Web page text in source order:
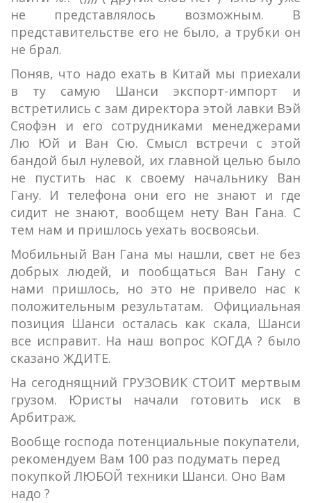
не представлялось возможным. В
представительстве его не было, а трубки он
не брал.
Поняв, что надо ехать в Китай мы приехали
в ту самую Шанси экспорт-импорт и
встретились с зам директора этой лавки Вэй
Сяофэн и его сотрудниками менеджерами
Лю Юй и Ван Сю. Смысл встречи с этой
бандой был нулевой, их главной целью было
не пустить нас к своему начальнику Ван
Гану. И телефона они его не знают и где
сидит не знают, вообщем нету Ван Гана. С
тем нам и пришлось уехать восвоясьи.
Мобильный Ван Гана мы нашли, свет не без
добрых людей, и пообщаться Ван Гану с
нами пришлось, но это не привело нас к
положительным результатам. Официальная
позиция Шанси осталась как скала, Шанси
все исправит. На наш вопрос КОГДА ? было
сказано ЖДИТЕ.
На сегоднящний ГРУЗОВИК СТОИТ мертвым
грузом. Юристы начали готовить иск в
Арбитраж.
Вообще господа потенциальные покупатели,
рекомендуем Вам 100 раз подумать перед
покупкой ЛЮБОЙ техники Шанси. Оно Вам
надо ?